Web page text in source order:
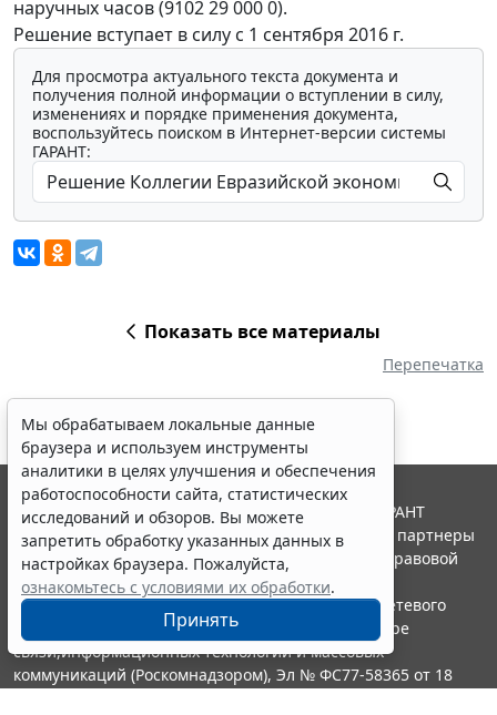
наручных часов (9102 29 000 0).
Решение вступает в силу с 1 сентября 2016 г.
Для просмотра актуального текста документа и
получения полной информации о вступлении в силу,
изменениях и порядке применения документа,
воспользуйтесь поиском в Интернет-версии системы
ГАРАНТ:
Показать все материалы
Перепечатка
Мы обрабатываем локальные данные
браузера и используем инструменты
аналитики в целях улучшения и обеспечения
работоспособности сайта, статистических
исследований и обзоров. Вы можете
запретить обработку указанных данных в
настройках браузера. Пожалуйста,
ознакомьтесь с условиями их обработки.
Принять
© ООО "НПП "ГАРАНТ-СЕРВИС", 2026. Система ГАРАНТ
выпускается с 1990 года. Компания "Гарант" и ее партнеры
являются участниками Российской ассоциации правовой
информации ГАРАНТ.
Портал ГАРАНТ.РУ зарегистрирован в качестве сетевого
издания Федеральной службой по надзору в сфере
связи,информационных технологий и массовых
коммуникаций (Роскомнадзором), Эл № ФС77-58365 от 18